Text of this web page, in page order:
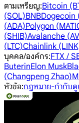
ตามเหรียญ:Bitcoin
(SOL)BNBDogecoin
(ADA)Polygon
(SHIB)Avalanche
(LTC)Chainlink
บุคคล/องค์กร:FTX /
ButerinElon Musk
(Changpeng Zhao)
หัวข้อ:กฎหมาย-กำกับ